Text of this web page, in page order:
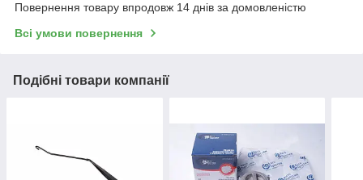
Повернення товару впродовж 14 днів за домовленістю
Всі умови повернення
Подібні товари компанії